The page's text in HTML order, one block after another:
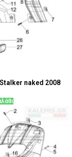
naked 2008